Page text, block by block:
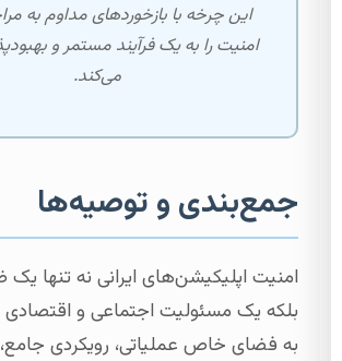
این چرخه با بازخوردهای مداوم به
امنیت را به یک فرآیند مستمر و
می‌کند.
جمع‌بندی و توصیه‌ها
امنیت اپلیکیشن‌های ایرانی نه تنها
بلکه یک مسئولیت اجتماعی و
به فضای خاص عملیاتی، رویکردی